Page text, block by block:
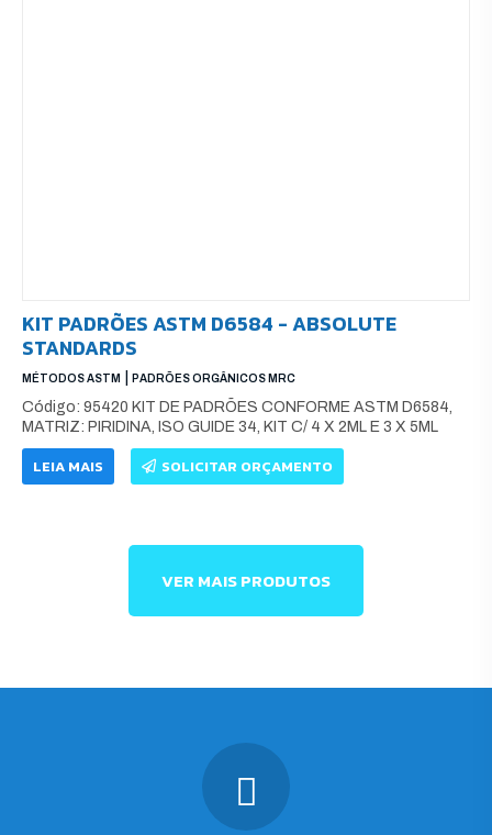
KIT PADRÕES ASTM D6584 - ABSOLUTE
STANDARDS
MÉTODOS ASTM PADRÕES ORGÂNICOS MRC
Código: 95420 KIT DE PADRÕES CONFORME ASTM D6584,
MATRIZ: PIRIDINA, ISO GUIDE 34, KIT C/ 4 X 2ML E 3 X 5ML
LEIA MAIS SOLICITAR ORÇAMENTO
VER MAIS PRODUTOS